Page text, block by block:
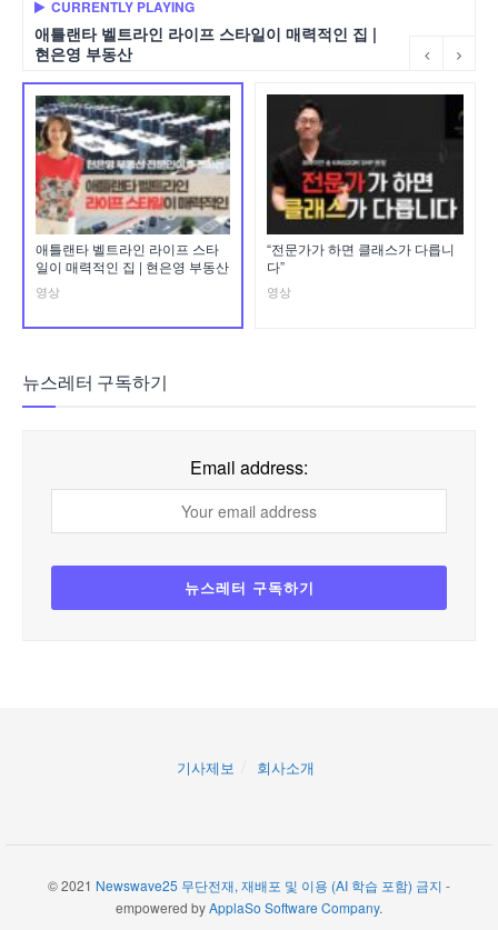
CURRENTLY PLAYING
애틀랜타 벨트라인 라이프 스타일이 매력적인 집 |
현은영 부동산
애틀랜타 벨트라인 라이프 스타
일이 매력적인 집 | 현은영 부동산
영상
“전문가가 하면 클래스가 다릅니
다”
영상
뉴스레터 구독하기
Email address:
기사제보 회사소개
© 2021 Newswave25 무단전재, 재배포 및 이용 (AI 학습 포함) 금지 -
empowered byApplaSo Software Company.